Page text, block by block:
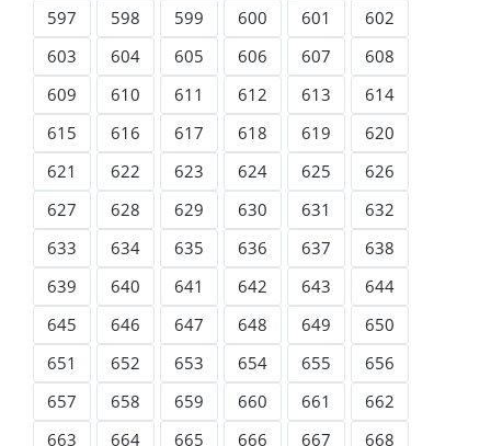
597
598 599 600 601
602
603
604 605 606 607
608
609
610 611 612 613
614
615
616 617 618 619
620
621
622 623 624 625
626
627
628 629 630 631
632
633
634 635 636 637
638
639
640 641 642 643
644
645
646 647 648 649
650
651
652 653 654 655
656
657
658 659 660 661
662
663
664 665 666 667
668